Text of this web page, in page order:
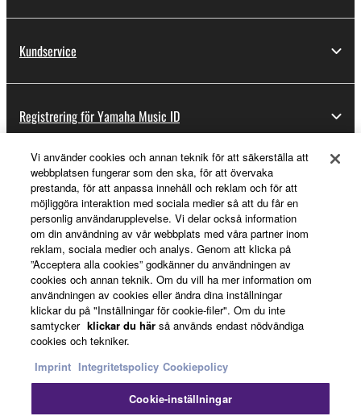
Kundservice
Registrering för Yamaha Music ID
Om Yamaha
Sverige - Swedish
Business
Vi använder cookies och annan teknik för att säkerställa att
webbplatsen fungerar som den ska, för att övervaka
prestanda, för att anpassa innehåll och reklam och för att
möjliggöra interaktion med sociala medier så att du får en
personlig användarupplevelse. Vi delar också information
om din användning av vår webbplats med våra partner inom
reklam, sociala medier och analys. Genom att klicka på
”Acceptera alla cookies” godkänner du användningen av
cookies och annan teknik. Om du vill ha mer information om
användningen av cookies eller ändra dina inställningar
klickar du på "Inställningar för cookie-filer". Om du inte
samtycker klickar du här så används endast nödvändiga
cookies och tekniker.
Imprint Integritetspolicy Cookiepolicy
Cookie-inställningar